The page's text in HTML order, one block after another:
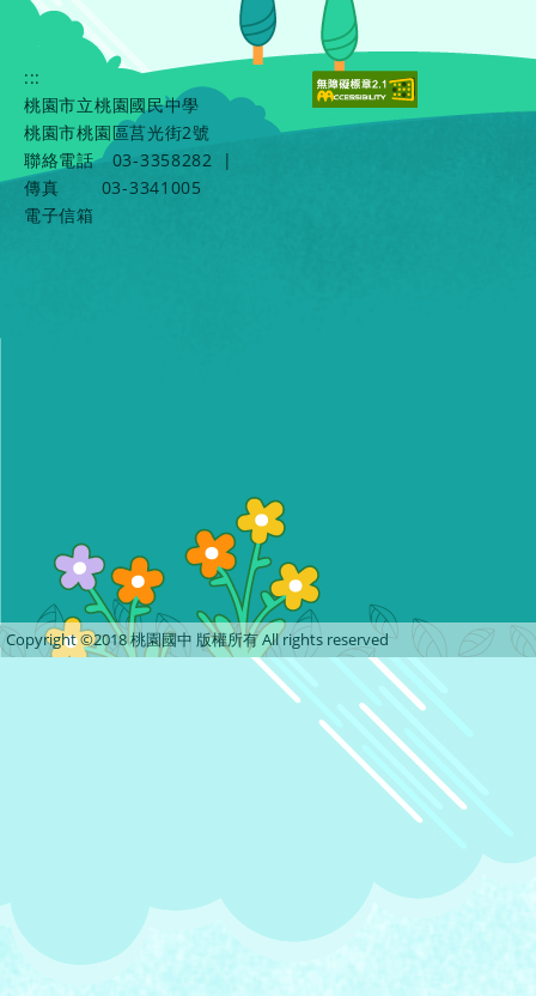
:::
桃園市立桃園國民中學
桃園市桃園區莒光街2號
聯絡電話
03-3358282
|
傳真
03-3341005
電子信箱
Copyright ©2018 桃園國中 版權所有 All rights reserved